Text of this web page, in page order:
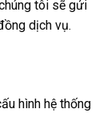
tôi sẽ gửi
dịch vụ.
hình hệ thống